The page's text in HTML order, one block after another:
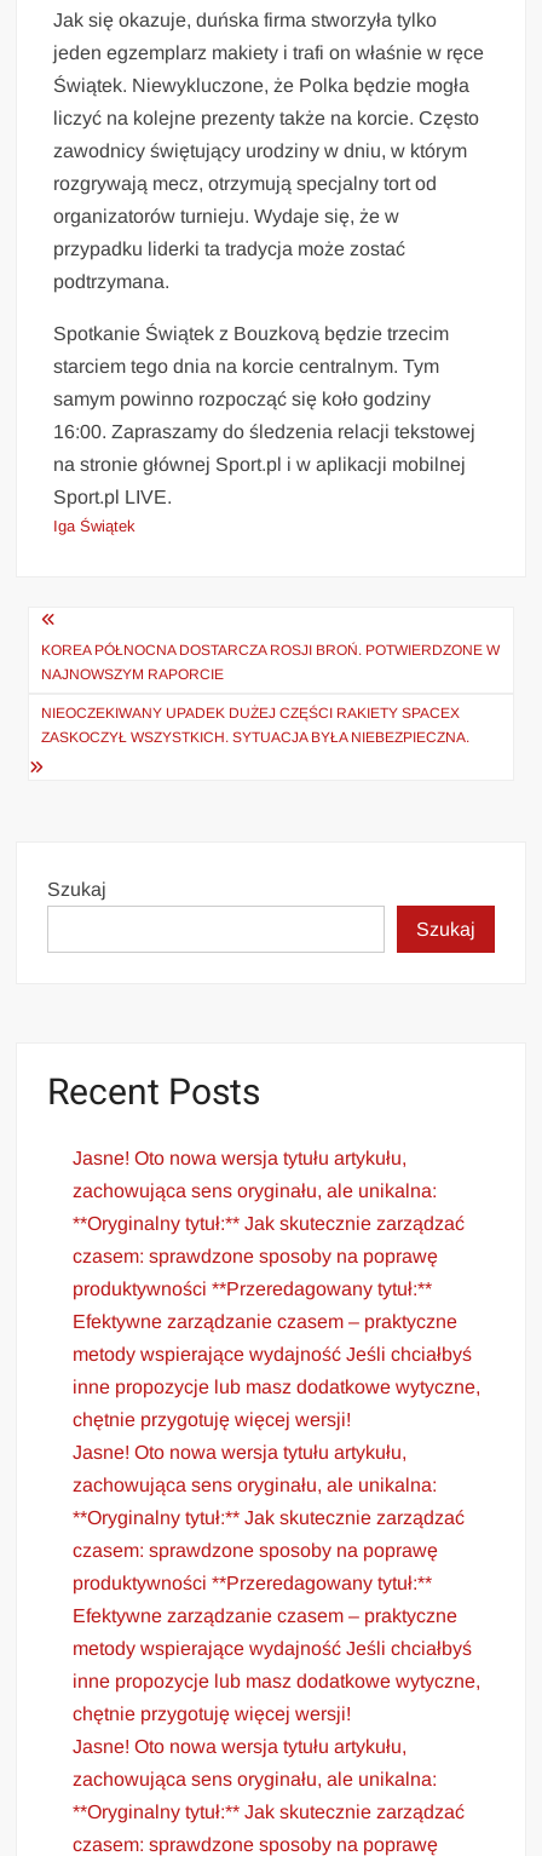
Jak się okazuje, duńska firma stworzyła tylko
jeden egzemplarz makiety i trafi on właśnie w ręce
Świątek. Niewykluczone, że Polka będzie mogła
liczyć na kolejne prezenty także na korcie. Często
zawodnicy świętujący urodziny w dniu, w którym
rozgrywają mecz, otrzymują specjalny tort od
organizatorów turnieju. Wydaje się, że w
przypadku liderki ta tradycja może zostać
podtrzymana.
Spotkanie Świątek z Bouzkovą będzie trzecim
starciem tego dnia na korcie centralnym. Tym
samym powinno rozpocząć się koło godziny
16:00. Zapraszamy do śledzenia relacji tekstowej
na stronie głównej Sport.pl i w aplikacji mobilnej
Sport.pl LIVE.
Iga Świątek
Nawigacja
wpisu
KOREA PÓŁNOCNA DOSTARCZA ROSJI BROŃ. POTWIERDZONE W
NAJNOWSZYM RAPORCIE
NIEOCZEKIWANY UPADEK DUŻEJ CZĘŚCI RAKIETY SPACEX
ZASKOCZYŁ WSZYSTKICH. SYTUACJA BYŁA NIEBEZPIECZNA.
Szukaj
Szukaj
Recent Posts
Jasne! Oto nowa wersja tytułu artykułu,
zachowująca sens oryginału, ale unikalna:
**Oryginalny tytuł:** Jak skutecznie zarządzać
czasem: sprawdzone sposoby na poprawę
produktywności **Przeredagowany tytuł:**
Efektywne zarządzanie czasem – praktyczne
metody wspierające wydajność Jeśli chciałbyś
inne propozycje lub masz dodatkowe wytyczne,
chętnie przygotuję więcej wersji!
Jasne! Oto nowa wersja tytułu artykułu,
zachowująca sens oryginału, ale unikalna:
**Oryginalny tytuł:** Jak skutecznie zarządzać
czasem: sprawdzone sposoby na poprawę
produktywności **Przeredagowany tytuł:**
Efektywne zarządzanie czasem – praktyczne
metody wspierające wydajność Jeśli chciałbyś
inne propozycje lub masz dodatkowe wytyczne,
chętnie przygotuję więcej wersji!
Jasne! Oto nowa wersja tytułu artykułu,
zachowująca sens oryginału, ale unikalna:
**Oryginalny tytuł:** Jak skutecznie zarządzać
czasem: sprawdzone sposoby na poprawę